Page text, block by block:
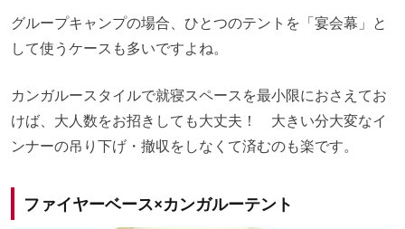
グループキャンプの場合、ひとつのテントを「宴会幕」と
して使うケースも多いですよね。
カンガルースタイルで就寝スペースを最小限におさえてお
けば、大人数をお招きしても大丈夫！ 大きい分大変なイ
ンナーの吊り下げ・撤収をしなくて済むのも楽です。
ファイヤーベース×カンガルーテント